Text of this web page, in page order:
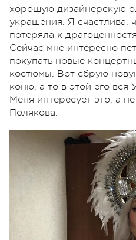
хорошую дизайнерскую
украшения. Я счастлива,
потеряла к
Сейчас мне интересно
покупать новые
костюмы. Вот сбрую
коню, а то в этой его вся
Меня интересует это, а
Полякова.